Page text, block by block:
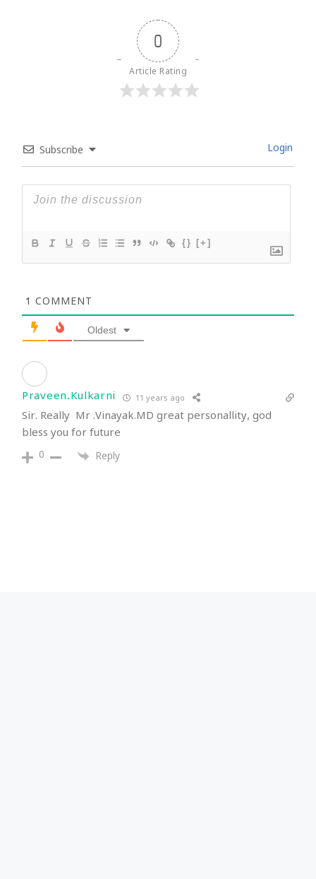
0
Article Rating
Subscribe Login
{} [+]
1 COMMENT
Oldest
Praveen.Kulkarni 11 years ago
Sir. Really Mr .Vinayak.MD great personallity, god
bless you for future
0 Reply